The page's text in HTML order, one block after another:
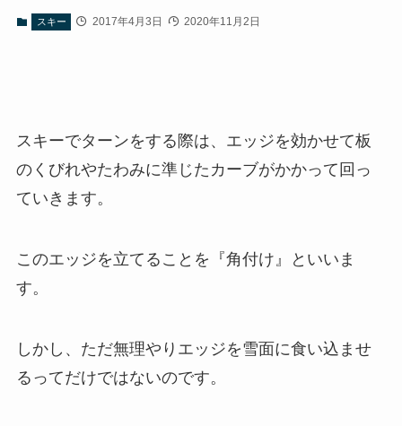
スキー 2017年4月3日 2020年11月2日
スキーでターンをする際は、エッジを効かせて板
のくびれやたわみに準じたカーブがかかって回っ
ていきます。
このエッジを立てることを『角付け』といいま
す。
しかし、ただ無理やりエッジを雪面に食い込ませ
るってだけではないのです。